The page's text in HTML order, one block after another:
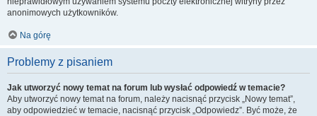
anonimowych użytkowników.
Na górę
Problemy z pisaniem
Jak utworzyć nowy temat na forum lub wysłać odpowiedź w temacie?
Aby utworzyć nowy temat na forum, należy nacisnąć przycisk „Nowy temat”,
aby odpowiedzieć w temacie, nacisnąć przycisk „Odpowiedz”. Być może, że